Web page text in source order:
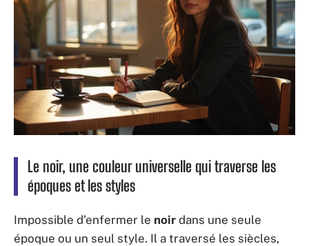
Le noir, une couleur universelle qui traverse les
époques et les styles
Impossible d’enfermer le noir dans une seule
époque ou un seul style. Il a traversé les siècles,